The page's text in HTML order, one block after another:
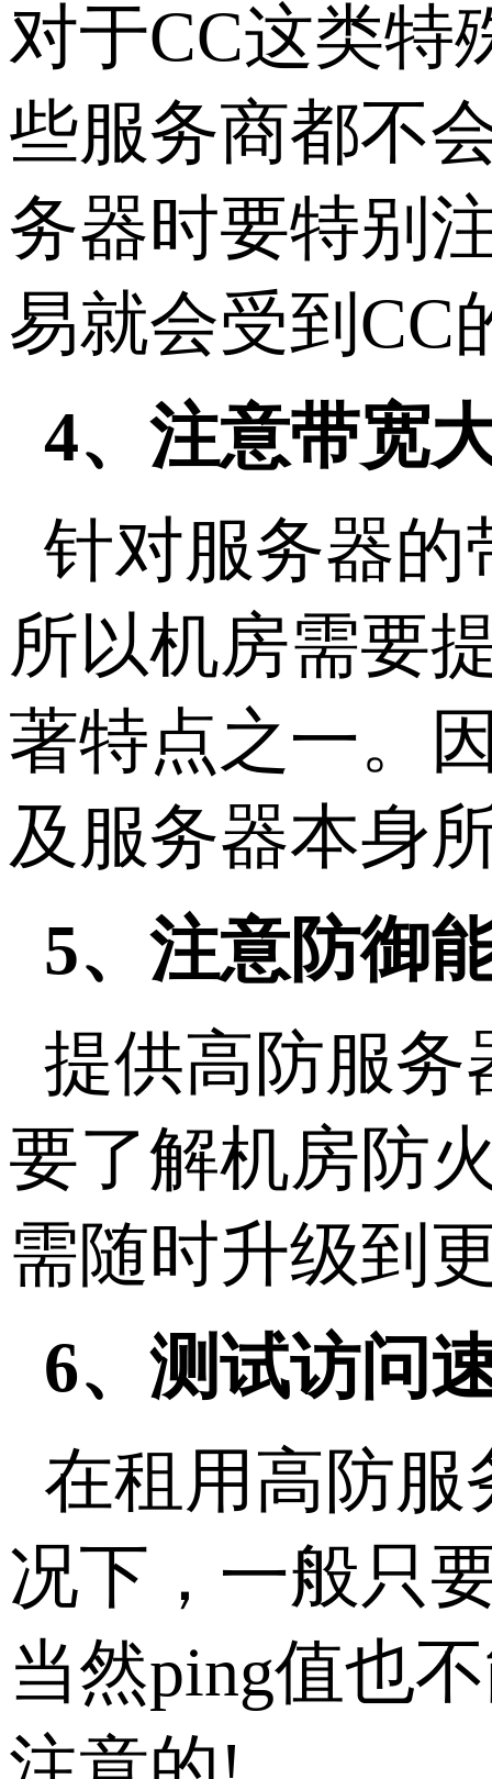
对于CC这类特
些服务商都不
务器时要特别
易就会受到CC
4、注意带宽
针对服务器的
所以机房需要
著特点之一。
及服务器本身
5、注意防御
提供高防服务
要了解机房防
需随时升级到
6、测试访问
在租用高防服
况下，一般只
当然ping值也